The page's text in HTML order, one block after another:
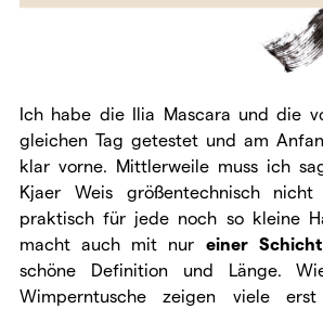
Ich habe die Ilia Mascara und die
gleichen Tag getestet und am
klar vorne. Mittlerweile muss ich
Kjaer Weis größentechnisch
praktisch für jede noch so kleine
macht auch mit nur einer Schicht
schöne Definition und Länge.
Wimperntusche zeigen viele